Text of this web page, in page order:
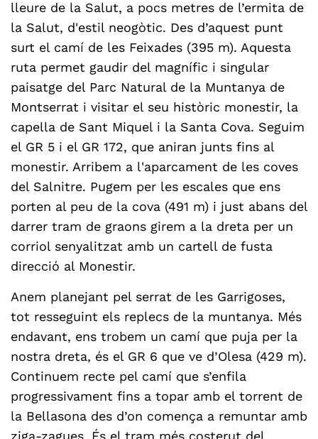
lleure de la Salut, a pocs metres de l’ermita de
la Salut, d'estil neogòtic. Des d’aquest punt
surt el camí de les Feixades (395 m). Aquesta
ruta permet gaudir del magnífic i singular
paisatge del Parc Natural de la Muntanya de
Montserrat i visitar el seu històric monestir, la
capella de Sant Miquel i la Santa Cova. Seguim
el GR 5 i el GR 172, que aniran junts fins al
monestir. Arribem a l'aparcament de les coves
del Salnitre. Pugem per les escales que ens
porten al peu de la cova (491 m) i just abans del
darrer tram de graons girem a la dreta per un
corriol senyalitzat amb un cartell de fusta
direcció al Monestir.
Anem planejant pel serrat de les Garrigoses,
tot resseguint els replecs de la muntanya. Més
endavant, ens trobem un camí que puja per la
nostra dreta, és el GR 6 que ve d’Olesa (429 m).
Continuem recte pel camí que s’enfila
progressivament fins a topar amb el torrent de
la Bellasona des d’on comença a remuntar amb